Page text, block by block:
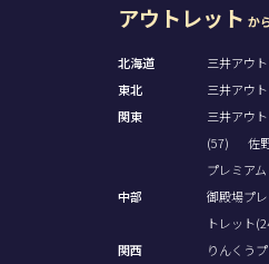
アウトレット か
北海道
三井アウ
東北
三井アウ
関東
三井アウ
(57)
佐
プレミア
中部
御殿場プ
トレット
関西
りんくう